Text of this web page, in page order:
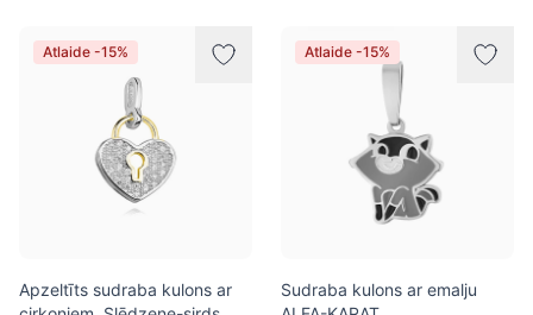
Atlaide -15%
Apzeltīts sudraba kulons ar
Atlaide -15%
Sudraba kulons ar emalju